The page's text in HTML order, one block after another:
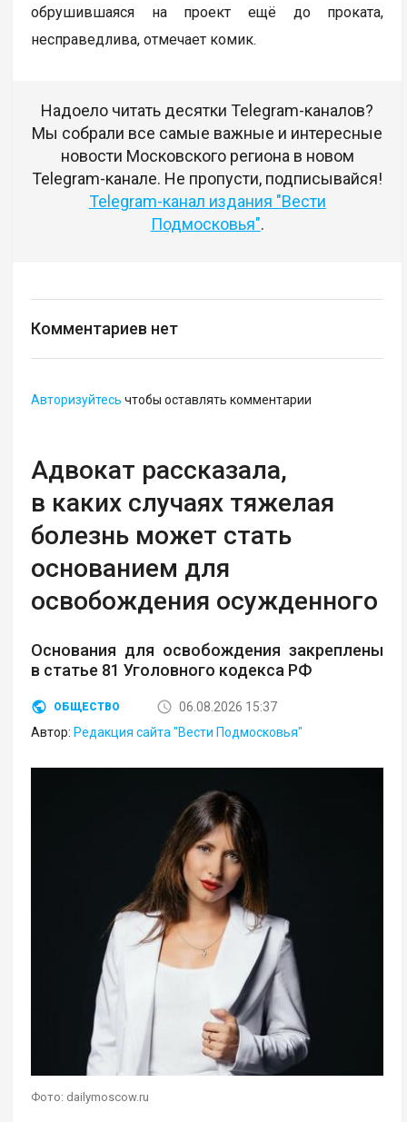
обрушившаяся на проект ещё до проката,
несправедлива, отмечает комик.
Надоело читать десятки Telegram-каналов?
Мы собрали все самые важные и интересные
новости Московского региона в новом
Telegram-канале. Не пропусти, подписывайся!
Telegram-канал издания "Вести
Подмосковья".
Комментариев нет
Авторизуйтесь чтобы оставлять комментарии
Адвокат рассказала,
в каких случаях тяжелая
болезнь может стать
основанием для
освобождения осужденного
Основания для освобождения закреплены
в статье 81 Уголовного кодекса РФ
ОБЩЕСТВО
06.08.2026 15:37
Автор: Редакция сайта "Вести Подмосковья"
Фото: dailymoscow.ru